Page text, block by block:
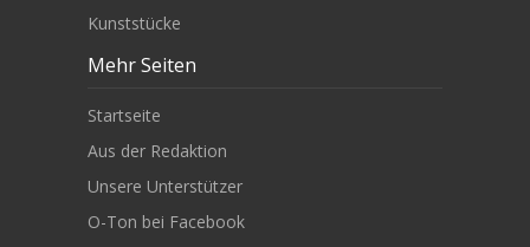
Kunststücke
Mehr Seiten
Startseite
Aus der Redaktion
Unsere Unterstützer
O-Ton bei Facebook